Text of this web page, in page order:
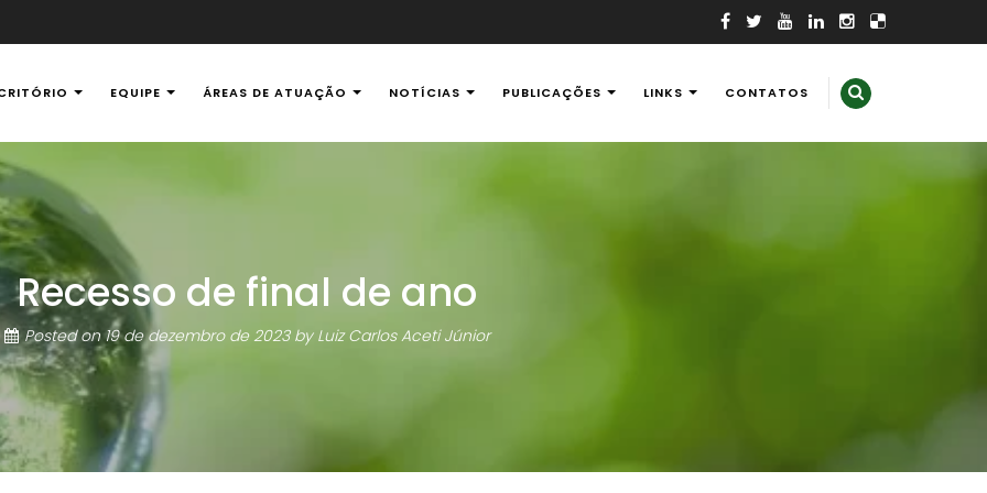
Ambiental
EQUIPE ÁREAS DE ATUAÇÃO NOTÍCIAS PUBLICAÇÕES LINKS CONTATOS
Recesso de final de ano
Posted on19 de dezembro de 2023by Luiz Carlos Aceti Júnior